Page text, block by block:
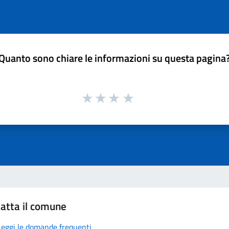
sono chiare le informazioni su questa
il comune